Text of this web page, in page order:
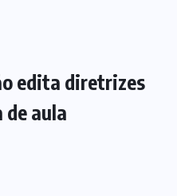
edita diretrizes
de aula